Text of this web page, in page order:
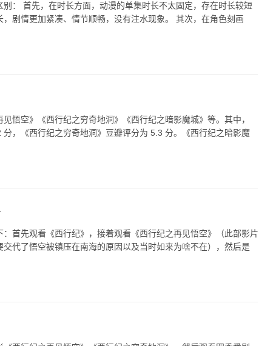
别： 首先，在时长方面，动漫的单集时长不太固定，存在时长较短
剧情更加紧凑、情节顺畅，没有注水现象。 其次，在角色刻画
悟空》《西行纪之穷奇地洞》《西行纪之暗影魔城》等。其中，
分，《西行纪之穷奇地洞》豆瓣评分为 5.3 分。《西行纪之暗影魔
：首先观看《西行纪》，接着观看《西行纪之再见悟空》（此部影片
代了悟空被镇压在南海的原因以及当时如来为啥不在），然后是